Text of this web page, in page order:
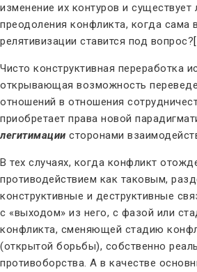
изменение их контуров и существует
преодоления конфликта, когда сама
релятивизации ставится под вопрос?
Чисто конструктивная переработка
открывающая возможность
отношений в отношения
приобретает права новой
легитимации сторонами
В тех случаях, когда конфликт
противодействием как таковым,
конструктивные и деструктивные
с «выходом» из него, с фазой или
конфликта, сменяющей стадию
(открытой борьбы), собственно
противоборства. А в качестве